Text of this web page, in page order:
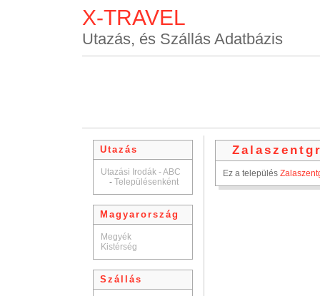
X-TRAVEL
Utazás, és Szállás Adatbázis
Utazás
Utazási Irodák - ABC
- Településenként
Magyarország
Megyék
Kistérség
Szállás
Ez a település